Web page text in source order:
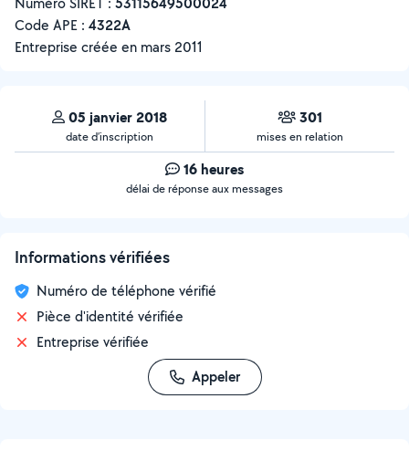
Code APE : 4322A
Entreprise créée en mars 2011
05 janvier 2018
date d’inscription
301
mises en relation
16 heures
délai de réponse aux messages
Informations vérifiées
Numéro de téléphone vérifié
Pièce d'identité vérifiée
Entreprise vérifiée
Appeler